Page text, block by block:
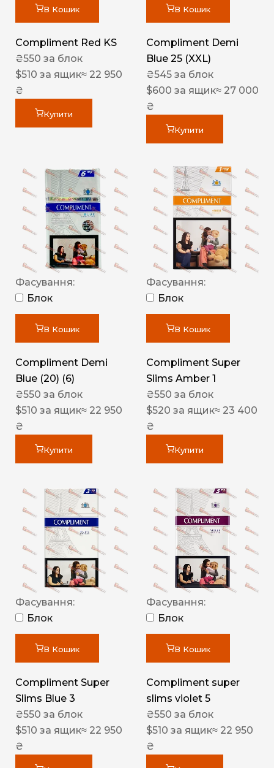
В Кошик
Compliment Red KS
₴550 за блок
$510 за ящик≈ 22 950
₴
Купити
В Кошик
Compliment Demi
Blue 25 (XXL)
₴545 за блок
$600 за ящик≈ 27 000
₴
Купити
Фасування:
Блок
В Кошик
Compliment Demi
Blue (20) (6)
₴550 за блок
$510 за ящик≈ 22 950
₴
Купити
Фасування:
Блок
В Кошик
Compliment Super
Slims Amber 1
₴550 за блок
$520 за ящик≈ 23 400
₴
Купити
Фасування:
Блок
В Кошик
Compliment Super
Slims Blue 3
₴550 за блок
$510 за ящик≈ 22 950
₴
Фасування:
Блок
В Кошик
Compliment super
slims violet 5
₴550 за блок
$510 за ящик≈ 22 950
₴